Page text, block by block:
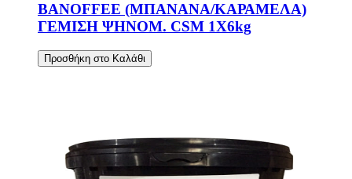
BANOFFEE (ΜΠΑΝΑΝΑ/ΚΑΡΑΜΕΛΑ)
ΓΕΜΙΣΗ ΨΗΝΟΜ. CSM 1Χ6kg
Προσθήκη στο Καλάθι